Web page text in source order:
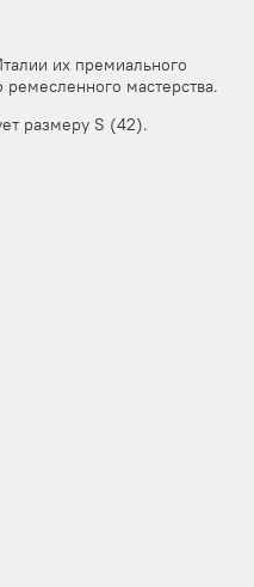
их премиального
ремесленного мастерства.
размеру S (42).